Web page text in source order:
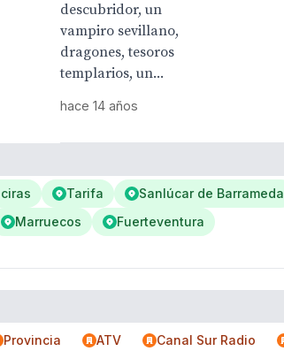
descubridor, un
vampiro sevillano,
dragones, tesoros
templarios, un...
hace 14 años
Tarifa Sanlúcar de Barrameda
Marruecos
Fuerteventura
Provincia ATV Canal Sur Radio